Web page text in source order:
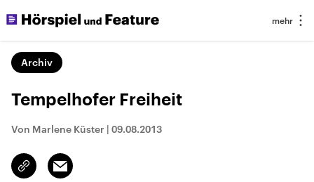
Archiv
Tempelhofer Freiheit
Von Marlene Küster | 09.08.2013
Link
kopieren/teilen
Email